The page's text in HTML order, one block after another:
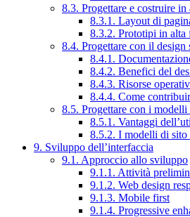
8.3. Progettare e costruire in
8.3.1. Layout di
8.3.2. Prototipi in alta
8.4. Progettare con il design
8.4.1.
8.4.2. Benefici del
8.4.3. Risorse
8.4.4. Come
8.5. Progettare con i
8.5.1. Vantaggi
8.5.2. I modelli di
9. Sviluppo dell’interfaccia
9.1. Approccio allo sviluppo
9.1.1. Attività
9.1.2. Web design
9.1.3. Mobile first
9.1.4. Progressive